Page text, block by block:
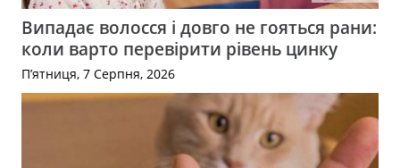
Випадає волосся і довго не гояться рани:
коли варто перевірити рівень цинку
П’ятниця, 7 Серпня, 2026